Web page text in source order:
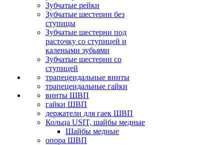
Зубчатые рейки
Зубчатые шестерни без
ступицы
Зубчатые шестерни под
расточку со ступицей и
калеными зубьями
Зубчатые шестерни со
ступицей
трапецеидальные винты
трапецеидальные гайки
винты ШВП
гайки ШВП
держатели для гаек ШВП
Кольца USIT, шайбы медные
Шайбы медные
опора ШВП